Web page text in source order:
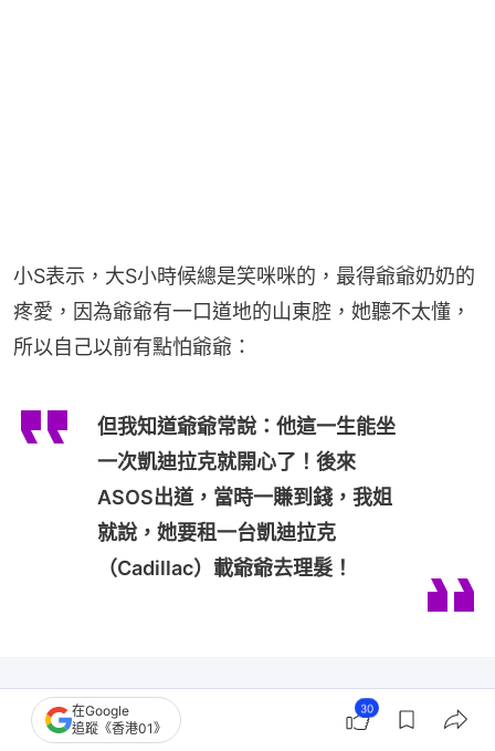
小S表示，大S小時候總是笑咪咪的，最得爺爺奶奶的
疼愛，因為爺爺有一口道地的山東腔，她聽不太懂，
所以自己以前有點怕爺爺：
但我知道爺爺常說：他這一生能坐
一次凱迪拉克就開心了！後來
ASOS出道，當時一賺到錢，我姐
就說，她要租一台凱迪拉克
（Cadillac）載爺爺去理髮！
在Google
追蹤《香港01》
30